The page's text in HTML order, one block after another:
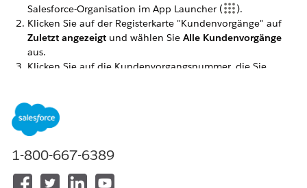
Salesforce-Organisation im App Launcher (
).
Klicken Sie auf der Registerkarte "Kundenvorgänge" auf
Zuletzt angezeigt und wählen Sie Alle Kundenvorgänge
aus.
Klicken Sie auf die Kundenvorgangsnummer, die Sie
auf die Datensatznummer der Live-Chat-Abschrift, um sie
zu öffnen.
Auf der Registerkarte "Details" können Sie den Chat im
Abschnitt "Abschrift" überprüfen.
Kundenvorgangstypen anzuzeigen. Verwenden Sie die
1-800-667-6389